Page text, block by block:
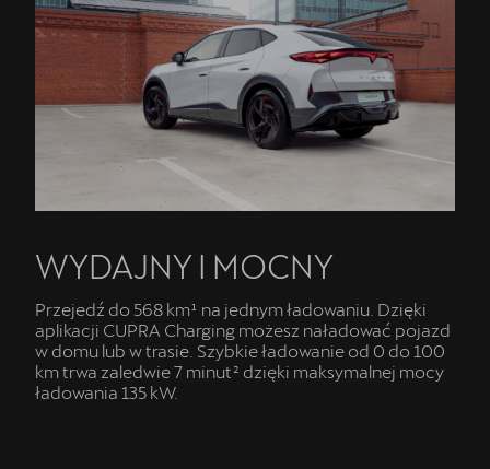
WYDAJNY I MOCNY
Przejedź do 568 km¹ na jednym ładowaniu. Dzięki
aplikacji CUPRA Charging możesz naładować pojazd
w domu lub w trasie. Szybkie ładowanie od 0 do 100
km trwa zaledwie 7 minut² dzięki maksymalnej mocy
ładowania 135 kW.